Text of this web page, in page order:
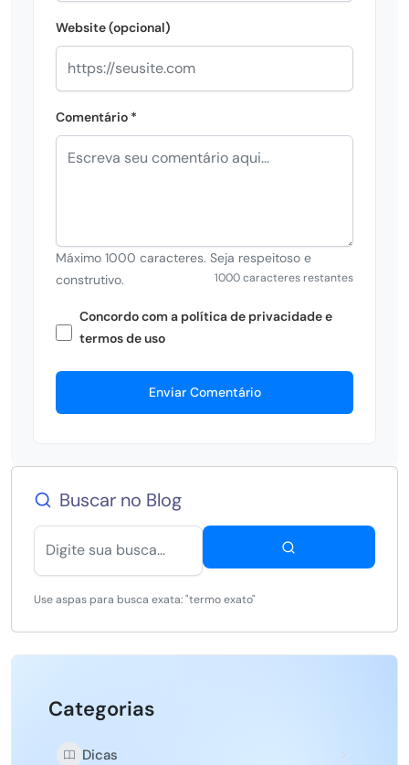
Website (opcional)
Comentário *
Máximo 1000 caracteres. Seja respeitoso e
construtivo.
1000 caracteres restantes
Concordo com a política de privacidade e
termos de uso
Enviar Comentário
Buscar no Blog
Use aspas para busca exata: "termo exato"
Categorias
Dicas